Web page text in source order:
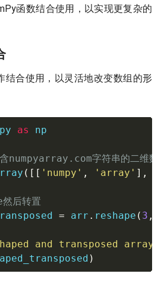
函数结合使用，以实现更复杂的
结合使用，以灵活地改变数组的形
as np
numpyarray.com字符串的二维数
( [ [ 'numpy' , 'array' ] ,
后转置
= arr . reshape ( 3 ,
and transposed
)